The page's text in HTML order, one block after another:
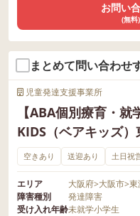
お問い
(無料)
まとめて問い合わせ
児童発達支援事業所
【ABA個別療育・就
KIDS（ベアキッズ
空きあり 送迎あり 土日祝
エリア 大阪府>大阪市>東
障害種別
発達障害
受け入れ年齢未就学小学生